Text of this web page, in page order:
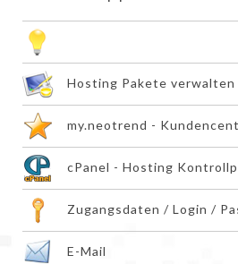
Hosting Pakete verwalten
my.neotrend -
cPanel - Hosting
Zugangsdaten / Login /
E-Mail